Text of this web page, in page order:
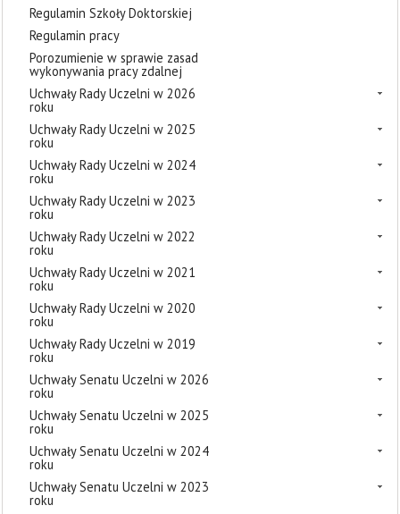
Regulamin Szkoły Doktorskiej
Regulamin pracy
Porozumienie w sprawie zasad
wykonywania pracy zdalnej
Uchwały Rady Uczelni w 2026
roku
Uchwały Rady Uczelni w 2025
roku
Uchwały Rady Uczelni w 2024
roku
Uchwały Rady Uczelni w 2023
roku
Uchwały Rady Uczelni w 2022
roku
Uchwały Rady Uczelni w 2021
roku
Uchwały Rady Uczelni w 2020
roku
Uchwały Rady Uczelni w 2019
roku
Uchwały Senatu Uczelni w 2026
roku
Uchwały Senatu Uczelni w 2025
roku
Uchwały Senatu Uczelni w 2024
roku
Uchwały Senatu Uczelni w 2023
roku